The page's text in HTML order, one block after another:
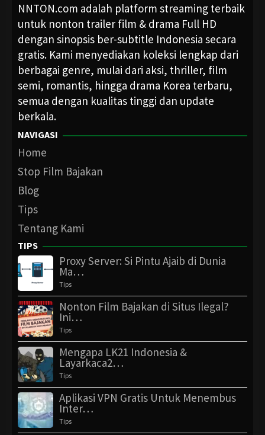
NNTON.com adalah platform streaming terbaik
untuk nonton trailer film & drama Full HD
dengan sinopsis ber-subtitle Indonesia secara
gratis. Kami menyediakan koleksi lengkap dari
berbagai genre, mulai dari aksi, thriller, film
semi, romantis, hingga drama Korea terbaru,
semua dengan kualitas tinggi dan update
berkala.
NAVIGASI
Home
Stop Film Bajakan
Blog
Tips
Tentang Kami
TIPS
Proxy Server: Si Pintu Ajaib di Dunia
Ma…
Tips
Nonton Film Bajakan di Situs Ilegal?
Ini…
Tips
Mengapa LK21 Indonesia &
Layarkaca2…
Tips
Aplikasi VPN Gratis Untuk Menembus
Inter…
Tips